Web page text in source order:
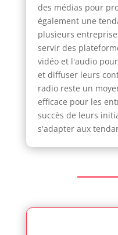
des médias pour
également une
plusieurs
servir des
vidéo et l'audio
et diffuser leurs
radio reste un
efficace pour les
succès de leurs
s'adapter aux